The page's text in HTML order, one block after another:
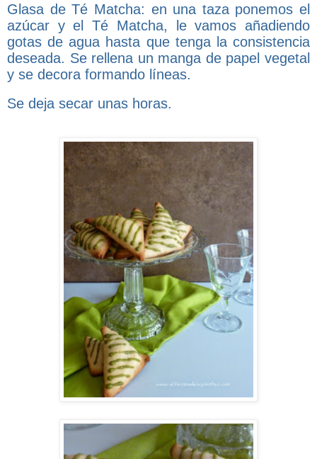
Glasa de Té Matcha: en una taza ponemos el
azúcar y el Té Matcha, le vamos añadiendo
gotas de agua hasta que tenga la consistencia
deseada. Se rellena un manga de papel vegetal
y se decora formando líneas.
Se deja secar unas horas.